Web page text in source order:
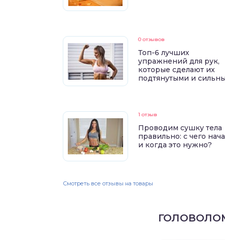
0 отзывов
Топ-6 лучших
упражнений для рук,
которые сделают их
подтянутыми и
1 отзыв
Проводим сушку тела
правильно: с чего
и когда это нужно?
Смотреть все отзывы на товары